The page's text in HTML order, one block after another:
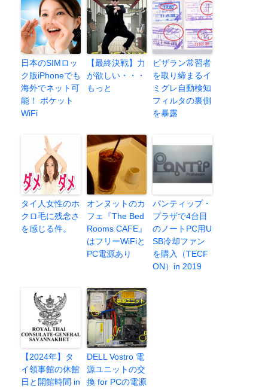
日本のSIMロッ
ク版iPhoneでも
海外でネット可
能！ ポケット
WiFi
【最終決戦】力
が欲しい・・・
もっと
ビザラン常習者
を取り締まるイ
ミグレ自動検知
フィルタの裏側
を暴露
タイ人女性のホ
クロ毛に残念さ
を感じる件。
オンヌットのカ
フェ『The Bed
Rooms CAFE』
はフリーWiFiと
PC電源あり
パンティップ・
プラザで4台目
のノートPC用U
SB冷却ファン
を購入（TECF
ON）in 2019
【2024年】タ
イ領事館の休館
日と開館時間 in
DELL Vostro 電
源ユニットの交
換 for PCの電源